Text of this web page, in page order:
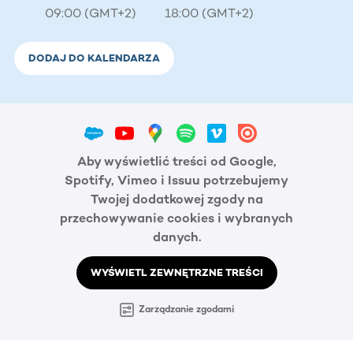
09:00 (GMT+2) 18:00 (GMT+2)
DODAJ DO KALENDARZA
Aby wyświetlić treści od Google,
Spotify, Vimeo i Issuu potrzebujemy
Twojej dodatkowej zgody na
przechowywanie cookies i wybranych
danych.
WYŚWIETL ZEWNĘTRZNE TREŚCI
Zarządzanie zgodami